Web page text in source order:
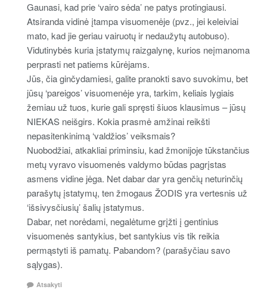
Gaunasi, kad prie ‘vairo sėda’ ne patys protingiausi.
Atsiranda vidinė įtampa visuomenėje (pvz., jei keleiviai
mato, kad jie geriau vairuotų ir nedaužytų autobuso).
Vidutinybės kuria įstatymų raizgalynę, kurios neįmanoma
perprasti net patiems kūrėjams.
Jūs, čia ginčydamiesi, galite pranokti savo suvokimu, bet
jūsų ‘pareigos’ visuomenėje yra, tarkim, keliais lygiais
žemiau už tuos, kurie gali spręsti šiuos klausimus – jūsų
NIEKAS neišgirs. Kokia prasmė amžinai reikšti
nepasitenkinimą ‘valdžios’ veiksmais?
Nuobodžiai, atkakliai priminsiu, kad žmonijoje tūkstančius
metų vyravo visuomenės valdymo būdas pagrįstas
asmens vidine jėga. Net dabar dar yra genčių neturinčių
parašytų įstatymų, ten žmogaus ŽODIS yra vertesnis už
‘išsivysčiusių’ šalių įstatymus.
Dabar, net norėdami, negalėtume grįžti į gentinius
visuomenės santykius, bet santykius vis tik reikia
permąstyti iš pamatų. Pabandom? (parašyčiau savo
sąlygas).
Atsakyti